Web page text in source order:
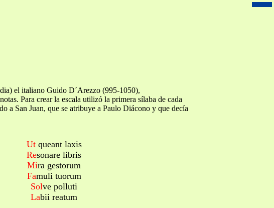
el italiano Guido D´Arezzo (995-1050),
Para crear la escala utilizó la primera sílaba de cada
a San Juan, que se atribuye a Paulo Diácono y que decía
Utqueant laxis
Resonare libris
Mira gestorum
Famuli tuorum
Solve polluti
Labii reatum